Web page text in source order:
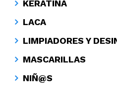
KERATINA
LACA
LIMPIADORES Y
MASCARILLAS
NIÑ@S